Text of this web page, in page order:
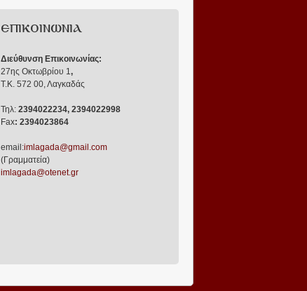
ΕΠΙΚΟΙΝΩΝΙΑ
Διεύθυνση Επικοινωνίας:
27ης Οκτωβρίου 1,
Τ.Κ. 572 00, Λαγκαδάς
Τηλ: 2394022234, 2394022998
Fax: 2394023864
email:imlagada@gmail.com
(Γραμματεία)
imlagada@otenet.gr